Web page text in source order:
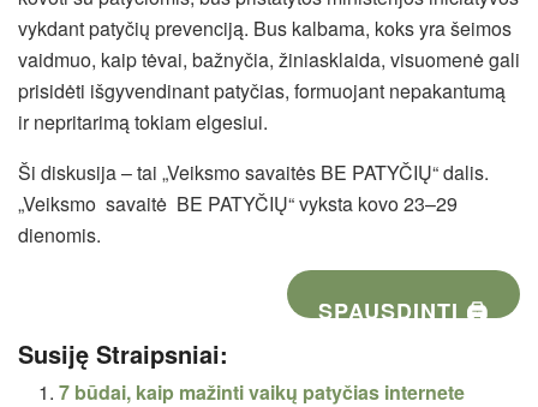
vykdant patyčių prevenciją. Bus kalbama, koks yra šeimos
vaidmuo, kaip tėvai, bažnyčia, žiniasklaida, visuomenė gali
prisidėti išgyvendinant patyčias, formuojant nepakantumą
ir nepritarimą tokiam elgesiui.
Ši diskusija – tai „Veiksmo savaitės BE PATYČIŲ“ dalis.
„Veiksmo savaitė BE PATYČIŲ“ vyksta kovo 23–29
dienomis.
SPAUSDINTI 🖨
Susiję Straipsniai:
7 būdai, kaip mažinti vaikų patyčias internete